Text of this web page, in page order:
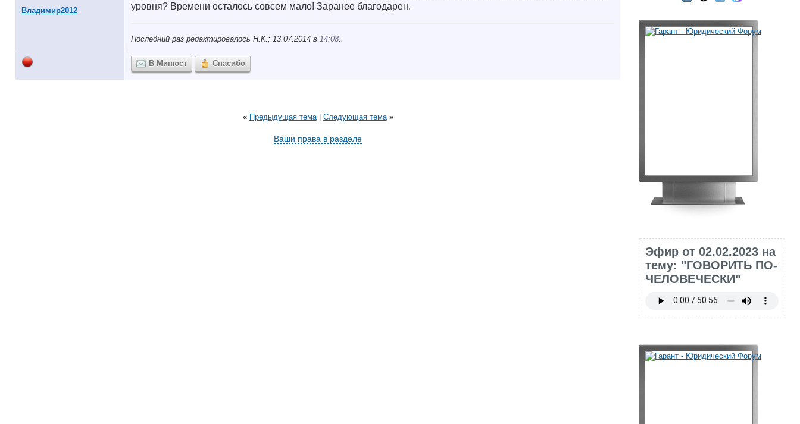
Владимир2012
уровня? Времени осталось совсем мало! Заранее благодарен.
Последний раз редактировалось Н.К.; 13.07.2014 в 14:08
В Минюст Спасибо
« Предыдущая тема| Следующая тема »
Ваши права в разделе
Эфир от 02.02.2023 на
тему: "ГОВОРИТЬ ПО-
ЧЕЛОВЕЧЕСКИ"